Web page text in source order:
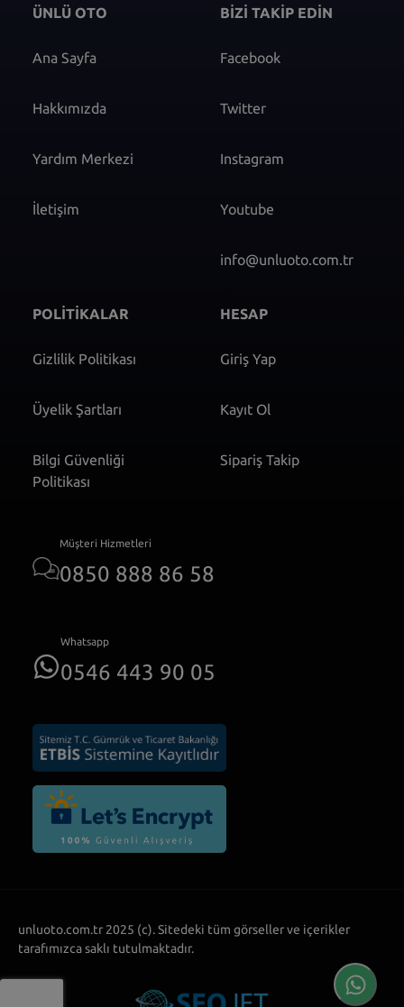
ÜNLÜ OTO
Ana Sayfa
Hakkımızda
Yardım Merkezi
İletişim
BİZİ TAKİP EDİN
Facebook
Twitter
Instagram
Youtube
info@unluoto.com.tr
POLİTİKALAR
Gizlilik Politikası
Üyelik Şartları
Bilgi Güvenliği
Politikası
HESAP
Giriş Yap
Kayıt Ol
Sipariş Takip
Müşteri Hizmetleri
0850 888 86 58
Whatsapp
0546 443 90 05
unluoto.com.tr 2025 (c). Sitedeki tüm görseller ve içerikler
tarafımızca saklı tutulmaktadır.